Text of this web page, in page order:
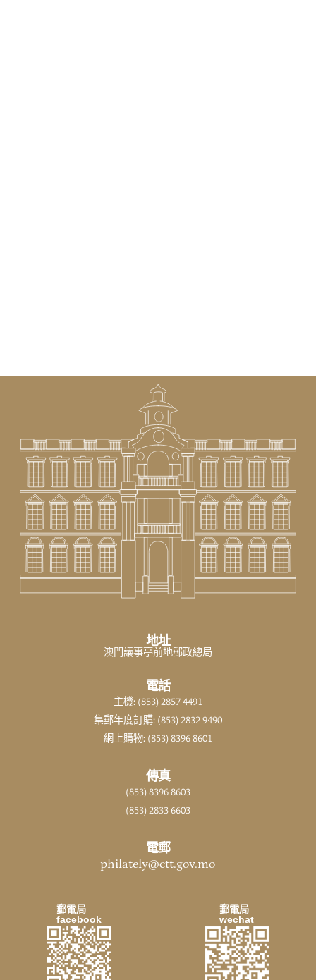
郵電局
facebook
郵電局
wechat
地址
澳門議事亭前地郵政總局
電話
主機: (853) 2857 4491
集郵年度訂購: (853) 2832 9490
網上購物: (853) 8396 8601
傳真
(853) 8396 8603
(853) 2833 6603
電郵
philately@ctt.gov.mo